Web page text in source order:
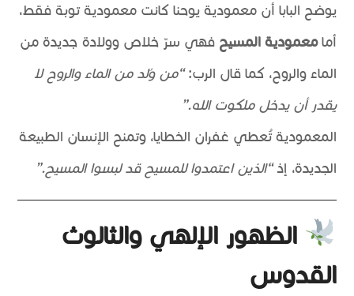
يوضح البابا أن معمودية يوحنا كانت معمودية توبة فقط،
أمامعمودية المسيح فهي سرّ خلاص وولادة جديدة من
الماء والروح، كما قال الرب:“من وُلد من الماء والروح لا
يقدر أن يدخل ملكوت الله.”
المعمودية تُعطي غفران الخطايا، وتمنح الإنسان الطبيعة
الجديدة، إذ“الذين اعتمدوا للمسيح قد لبسوا المسيح.”
الظهور الإلهي والثالوث
القدوس